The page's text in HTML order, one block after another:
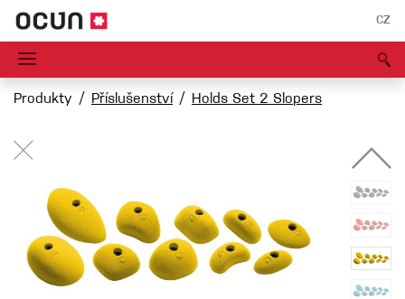
CZ
Produkty Příslušenství Holds Set 2 Slopers